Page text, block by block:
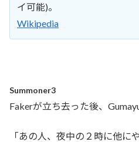
イ可能)。
Wikipedia
Summoner3
Fakerが立ち去った後、
「あの人、夜中の２時に他に